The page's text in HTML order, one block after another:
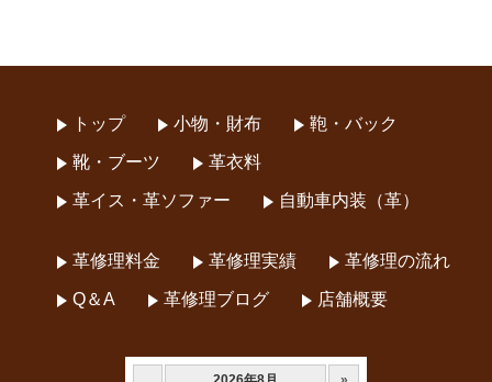
トップ 小物・財布 鞄・バック
靴・ブーツ 革衣料
革イス・革ソファー 自動車内装（革）
革修理料金 革修理実績 革修理の流れ
Q＆A 革修理ブログ 店舗概要